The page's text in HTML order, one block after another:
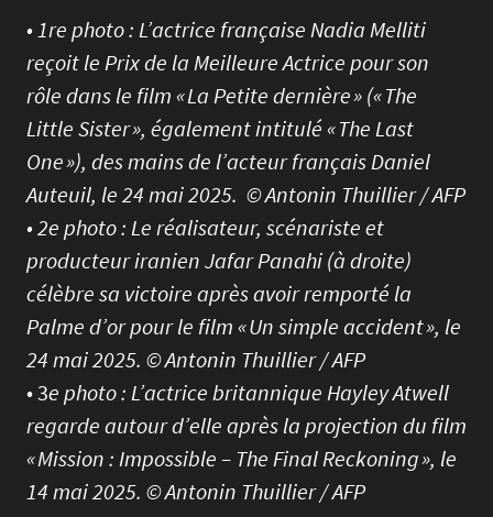
• 1re photo : L’actrice française Nadia Melliti
reçoit le Prix de la Meilleure Actrice pour son
rôle dans le film « La Petite dernière » (« The
Little Sister », également intitulé « The Last
One »), des mains de l’acteur français Daniel
Auteuil, le 24 mai 2025. © Antonin Thuillier / AFP
• 2e photo : Le réalisateur, scénariste et
producteur iranien Jafar Panahi (à droite)
célèbre sa victoire après avoir remporté la
Palme d’or pour le film « Un simple accident », le
24 mai 2025. © Antonin Thuillier / AFP
• 3e photo : L’actrice britannique Hayley Atwell
regarde autour d’elle après la projection du film
« Mission : Impossible – The Final Reckoning », le
14 mai 2025. © Antonin Thuillier / AFP